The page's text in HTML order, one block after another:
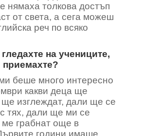
нямаха толкова достъп
от света, а сега можеш
реч по всяко
на учениците,
приемахте?
беше много интересно
какви деца ще
ще изглеждат, дали ще се
тях, дали ще ми се
ме грабнат още в
години имаше